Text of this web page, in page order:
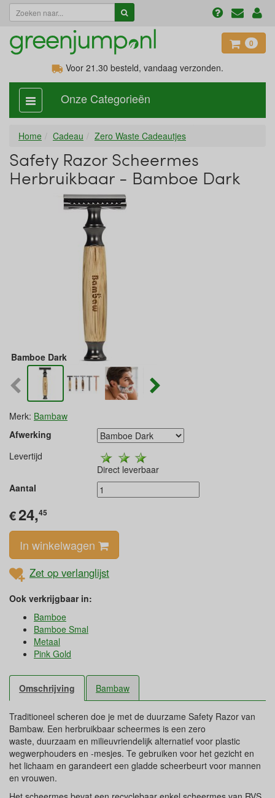
0
Voor 21.30 besteld, vandaag verzonden.
categorie
aan,
Onze Categorieën
Home Cadeau Zero Waste Cadeautjes
Safety Razor Scheermes
Herbruikbaar - Bamboe Dark
Bamboe Dark
Merk: Bambaw
Afwerking
Levertijd
Direct leverbaar
Aantal
€24,45
In winkelwagen
Zet op verlanglijst
Ook verkrijgbaar in:
Bamboe
Bamboe Smal
Metaal
Pink Gold
Omschrijving Bambaw
Traditioneel scheren doe je met de duurzame Safety Razor van
Bambaw. Een herbruikbaar scheermes is een zero
waste, duurzaam en milieuvriendelijk alternatief voor plastic
wegwerphouders en -mesjes. Te gebruiken voor het gezicht en
het lichaam en garandeert een gladde scheerbeurt voor mannen
en vrouwen.